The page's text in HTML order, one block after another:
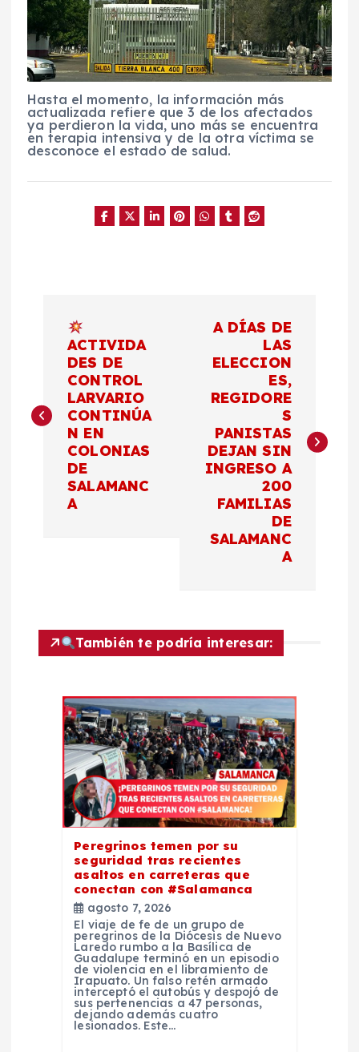
Hasta el momento, la información más
actualizada refiere que 3 de los afectados
ya perdieron la vida, uno más se encuentra
en terapia intensiva y de la otra víctima se
desconoce el estado de salud.
e
ó
n
ACTIVIDA
DES DE
CONTROL
LARVARIO
CONTINÚA
N EN
COLONIAS
DE
SALAMANC
A
A DÍAS DE
LAS
ELECCION
ES,
REGIDORE
S
PANISTAS
DEJAN SIN
INGRESO A
200
FAMILIAS
DE
SALAMANC
A
También te podría interesar:
Peregrinos temen por su
seguridad tras recientes
asaltos en carreteras que
conectan con #Salamanca
agosto 7, 2026
El viaje de fe de un grupo de
peregrinos de la Diócesis de Nuevo
Laredo rumbo a la Basílica de
Guadalupe terminó en un episodio
de violencia en el libramiento de
Irapuato. Un falso retén armado
interceptó el autobús y despojó de
sus pertenencias a 47 personas,
dejando además cuatro
lesionados. Este…